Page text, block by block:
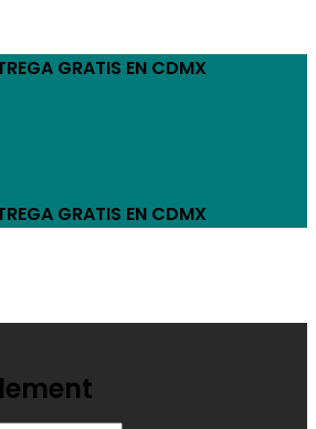
GRATIS EN CDMX
GRATIS EN CDMX